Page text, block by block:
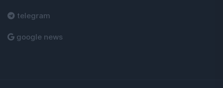
telegram
google news